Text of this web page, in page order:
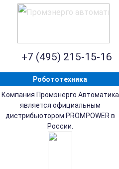
+7 (495) 215-15-16
Робототехника
Компания Промэнерго Автоматика
является официальным
дистрибьютором PROMPOWER в
России.